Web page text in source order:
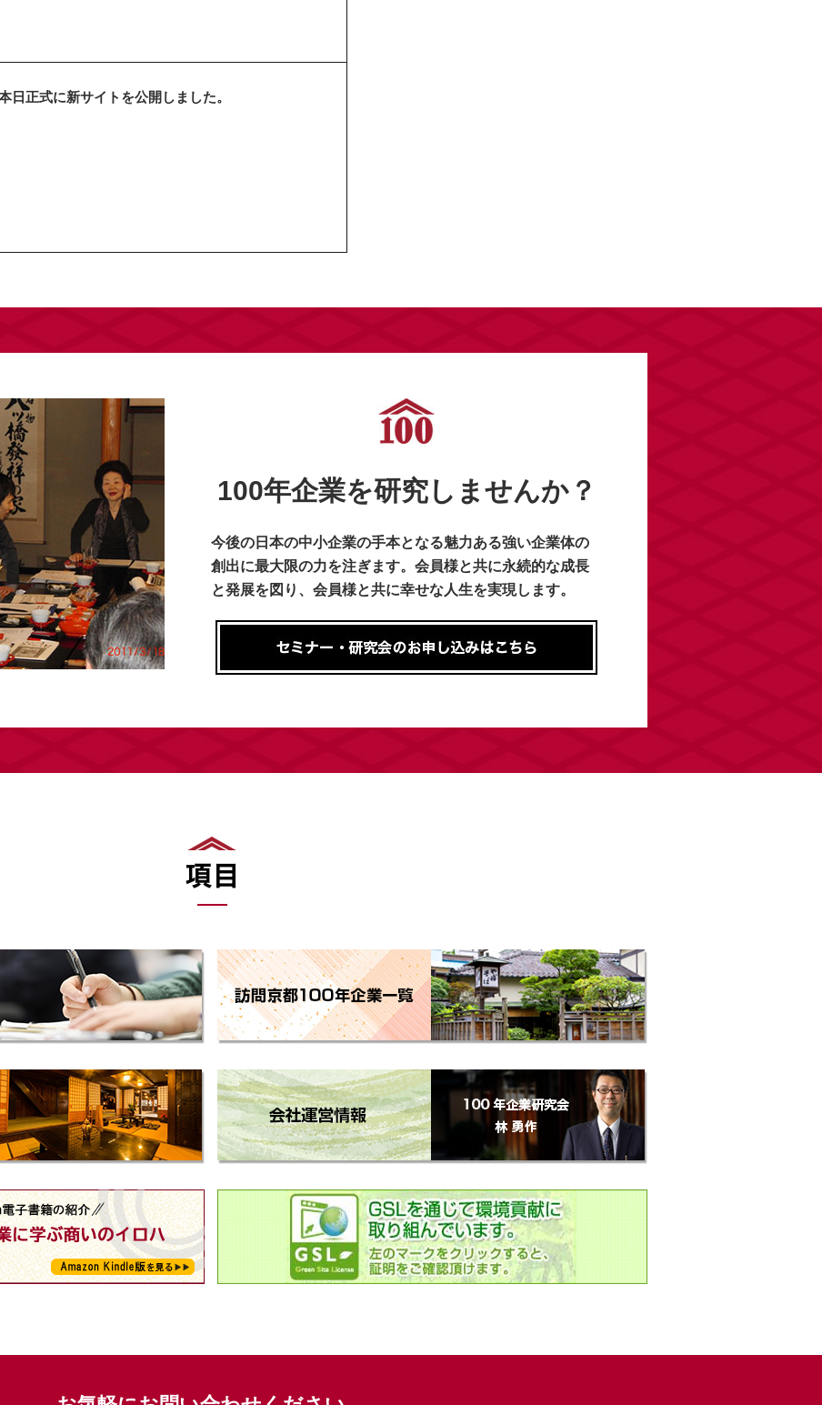
日正式に新サイトを公開しました。
100年企業を研究しませんか？
今後の日本の中小企業の手本となる魅力ある強い企業体の
創出に最大限の力を注ぎます。会員様と共に永続的な成長
と発展を図り、会員様と共に幸せな人生を実現します。